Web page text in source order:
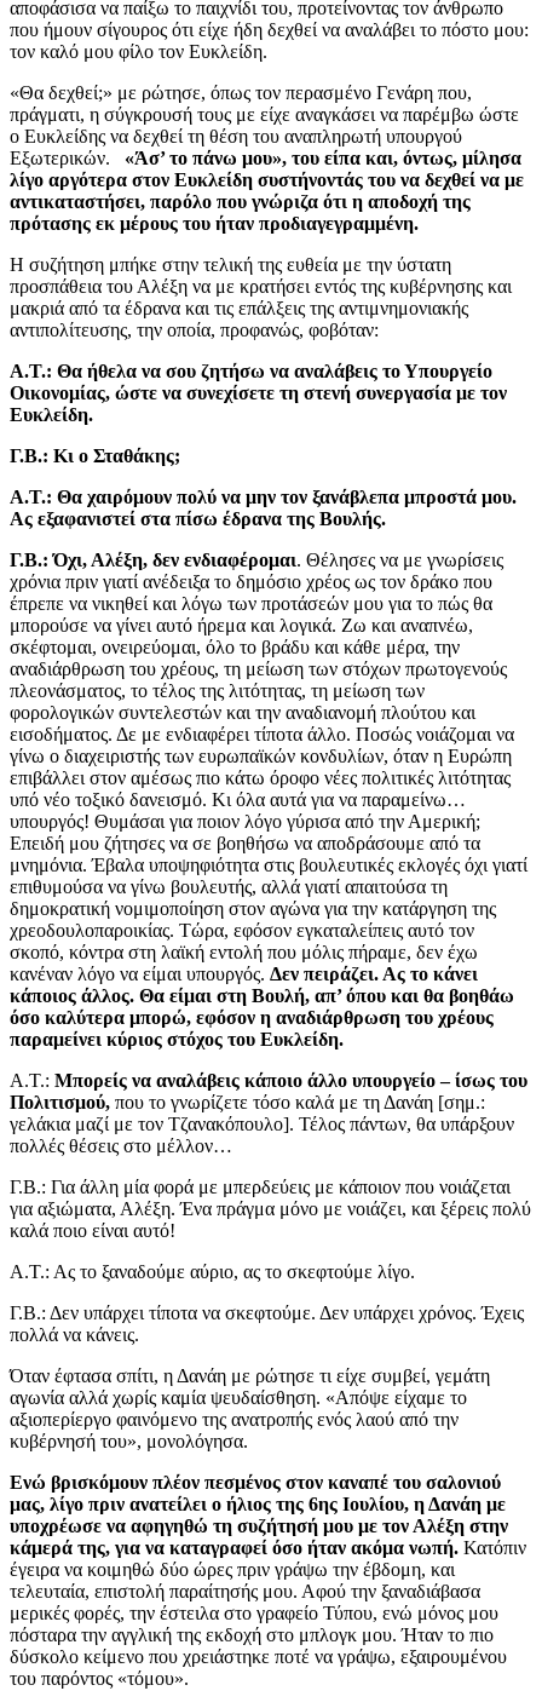
αποφάσισα να παίξω το παιχνίδι του, προτείνοντας τον άνθρωπο
που ήμουν σίγουρος ότι είχε ήδη δεχθεί να αναλάβει το πόστο μου:
τον καλό μου φίλο τον Ευκλείδη.
«Θα δεχθεί;» με ρώτησε, όπως τον περασμένο Γενάρη που,
πράγματι, η σύγκρουσή τους με είχε αναγκάσει να παρέμβω ώστε
ο Ευκλείδης να δεχθεί τη θέση του αναπληρωτή υπουργού
Εξωτερικών. «Άσ’ το πάνω μου», του είπα και, όντως, μίλησα
λίγο αργότερα στον Ευκλείδη συστήνοντάς του να δεχθεί να με
αντικαταστήσει, παρόλο που γνώριζα ότι η αποδοχή της
πρότασης εκ μέρους του ήταν προδιαγεγραμμένη.
Η συζήτηση μπήκε στην τελική της ευθεία με την ύστατη
προσπάθεια του Αλέξη να με κρατήσει εντός της κυβέρνησης και
μακριά από τα έδρανα και τις επάλξεις της αντιμνημονιακής
αντιπολίτευσης, την οποία, προφανώς, φοβόταν:
Α.Τ.: Θα ήθελα να σου ζητήσω να αναλάβεις το Υπουργείο
Οικονομίας, ώστε να συνεχίσετε τη στενή συνεργασία με τον
Ευκλείδη.
Γ.Β.: Κι ο Σταθάκης;
Α.Τ.: Θα χαιρόμουν πολύ να μην τον ξανάβλεπα μπροστά μου.
Ας εξαφανιστεί στα πίσω έδρανα της Βουλής.
Γ.Β.: Όχι, Αλέξη, δεν ενδιαφέρομαι. Θέλησες να με γνωρίσεις
χρόνια πριν γιατί ανέδειξα το δημόσιο χρέος ως τον δράκο που
έπρεπε να νικηθεί και λόγω των προτάσεών μου για το πώς θα
μπορούσε να γίνει αυτό ήρεμα και λογικά. Ζω και αναπνέω,
σκέφτομαι, ονειρεύομαι, όλο το βράδυ και κάθε μέρα, την
αναδιάρθρωση του χρέους, τη μείωση των στόχων πρωτογενούς
πλεονάσματος, το τέλος της λιτότητας, τη μείωση των
φορολογικών συντελεστών και την αναδιανομή πλούτου και
εισοδήματος. Δε με ενδιαφέρει τίποτα άλλο. Ποσώς νοιάζομαι να
γίνω ο διαχειριστής των ευρωπαϊκών κονδυλίων, όταν η Ευρώπη
επιβάλλει στον αμέσως πιο κάτω όροφο νέες πολιτικές λιτότητας
υπό νέο τοξικό δανεισμό. Κι όλα αυτά για να παραμείνω…
υπουργός! Θυμάσαι για ποιον λόγο γύρισα από την Αμερική;
Επειδή μου ζήτησες να σε βοηθήσω να αποδράσουμε από τα
μνημόνια. Έβαλα υποψηφιότητα στις βουλευτικές εκλογές όχι γιατί
επιθυμούσα να γίνω βουλευτής, αλλά γιατί απαιτούσα τη
δημοκρατική νομιμοποίηση στον αγώνα για την κατάργηση της
χρεοδουλοπαροικίας. Τώρα, εφόσον εγκαταλείπεις αυτό τον
σκοπό, κόντρα στη λαϊκή εντολή που μόλις πήραμε, δεν έχω
κανέναν λόγο να είμαι υπουργός. Δεν πειράζει. Ας το κάνει
κάποιος άλλος. Θα είμαι στη Βουλή, απ’ όπου και θα βοηθάω
όσο καλύτερα μπορώ, εφόσον η αναδιάρθρωση του χρέους
παραμείνει κύριος στόχος του Ευκλείδη.
Α.Τ.: Μπορείς να αναλάβεις κάποιο άλλο υπουργείο – ίσως του
Πολιτισμού, που το γνωρίζετε τόσο καλά με τη Δανάη [σημ.:
γελάκια μαζί με τον Τζανακόπουλο]. Τέλος πάντων, θα υπάρξουν
πολλές θέσεις στο μέλλον…
Γ.Β.: Για άλλη μία φορά με μπερδεύεις με κάποιον που νοιάζεται
για αξιώματα, Αλέξη. Ένα πράγμα μόνο με νοιάζει, και ξέρεις πολύ
καλά ποιο είναι αυτό!
Α.Τ.: Ας το ξαναδούμε αύριο, ας το σκεφτούμε λίγο.
Γ.Β.: Δεν υπάρχει τίποτα να σκεφτούμε. Δεν υπάρχει χρόνος. Έχεις
πολλά να κάνεις.
Όταν έφτασα σπίτι, η Δανάη με ρώτησε τι είχε συμβεί, γεμάτη
αγωνία αλλά χωρίς καμία ψευδαίσθηση. «Απόψε είχαμε το
αξιοπερίεργο φαινόμενο της ανατροπής ενός λαού από την
κυβέρνησή του», μονολόγησα.
Ενώ βρισκόμουν πλέον πεσμένος στον καναπέ του σαλονιού
μας, λίγο πριν ανατείλει ο ήλιος της 6ης Ιουλίου, η Δανάη με
υποχρέωσε να αφηγηθώ τη συζήτησή μου με τον Αλέξη στην
κάμερά της, για να καταγραφεί όσο ήταν ακόμα νωπή. Κατόπιν
έγειρα να κοιμηθώ δύο ώρες πριν γράψω την έβδομη, και
τελευταία, επιστολή παραίτησής μου. Αφού την ξαναδιάβασα
μερικές φορές, την έστειλα στο γραφείο Τύπου, ενώ μόνος μου
πόσταρα την αγγλική της εκδοχή στο μπλογκ μου. Ήταν το πιο
δύσκολο κείμενο που χρειάστηκε ποτέ να γράψω, εξαιρουμένου
του παρόντος «τόμου».